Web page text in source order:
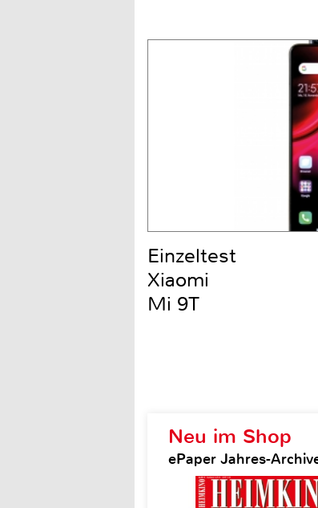
Neu im Shop
ePaper Jahres-
Einzeltest
Xiaomi
Mi 9T